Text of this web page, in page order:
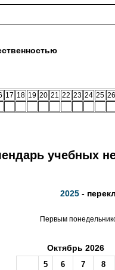
17 18 19 20 21 22 23 24 25 26
учебных
2025 -
Первым
Октябрь 2026
5 6 7
8